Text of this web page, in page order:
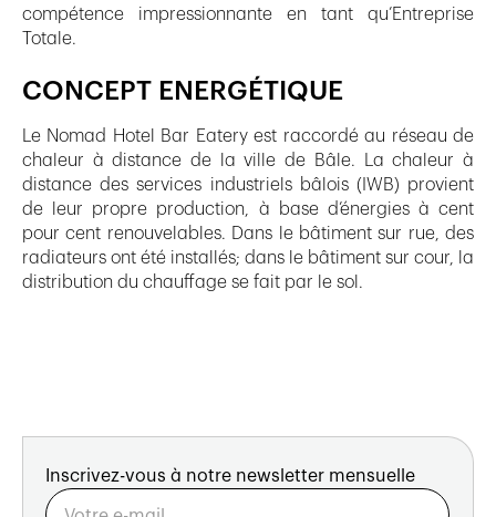
compétence impressionnante en tant qu’Entreprise
Totale.
CONCEPT ENERGÉTIQUE
Le Nomad Hotel Bar Eatery est raccordé au réseau de
chaleur à distance de la ville de Bâle. La chaleur à
distance des services industriels bâlois (IWB) provient
de leur propre production, à base d’énergies à cent
pour cent renouvelables. Dans le bâtiment sur rue, des
radiateurs ont été installés; dans le bâtiment sur cour, la
distribution du chauffage se fait par le sol.
Inscrivez-vous à notre newsletter mensuelle